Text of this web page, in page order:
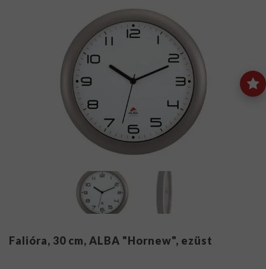
Falióra, 30 cm, ALBA "Hornew", ezüst